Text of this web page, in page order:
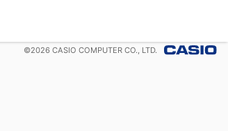
©2026 CASIO COMPUTER CO., LTD.